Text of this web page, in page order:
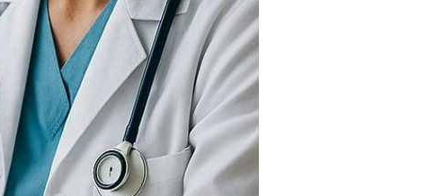
ORTOPEDIAS
ÓPTICAS
KINESIOLOGÍA
TRAUMATOLOGIA